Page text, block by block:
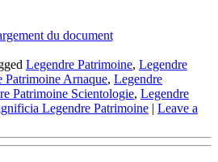
du document
Legendre Patrimoine, Legendre
Patrimoine Arnaque, Legendre
Patrimoine Scientologie, Legendre
Legendre Patrimoine | Leave a